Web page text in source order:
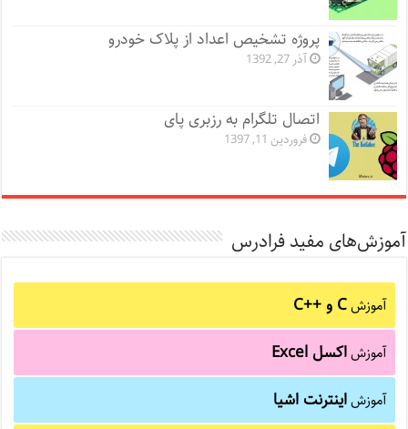
پروژه تشخیص اعداد از پلاک خودرو
آذر 27, 1392
اتصال تلگرام به رزبری پای
فروردین 11, 1397
آموزش‌های مفید فرادرس
آموزشC و C++‎
آموزشاکسل Excel
آموزشاینترنت اشیا